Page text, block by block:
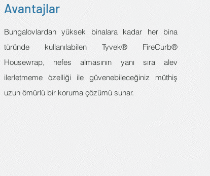
Avantajlar
Bungalovlardan yüksek binalara kadar her bina
türünde kullanılabilen Tyvek® FireCurb®
Housewrap, nefes almasının yanı sıra alev
ilerletmeme özelliği ile güvenebileceğiniz müthiş
uzun ömürlü bir koruma çözümü sunar.